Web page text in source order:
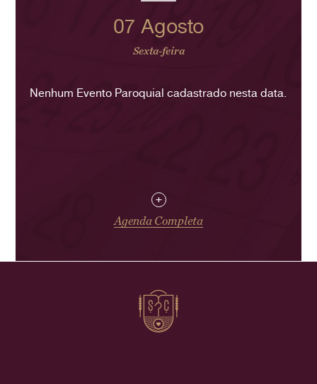
07 Agosto
Sexta-feira
Nenhum Evento Paroquial cadastrado nesta data.
+
Agenda Completa